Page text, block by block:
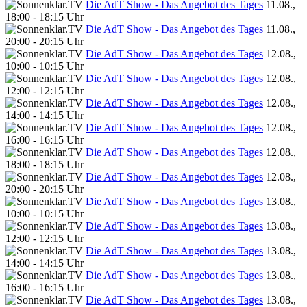
Die AdT Show - Das Angebot des Tages 11.08.,
18:00 - 18:15 Uhr
Die AdT Show - Das Angebot des Tages 11.08.,
20:00 - 20:15 Uhr
Die AdT Show - Das Angebot des Tages 12.08.,
10:00 - 10:15 Uhr
Die AdT Show - Das Angebot des Tages 12.08.,
12:00 - 12:15 Uhr
Die AdT Show - Das Angebot des Tages 12.08.,
14:00 - 14:15 Uhr
Die AdT Show - Das Angebot des Tages 12.08.,
16:00 - 16:15 Uhr
Die AdT Show - Das Angebot des Tages 12.08.,
18:00 - 18:15 Uhr
Die AdT Show - Das Angebot des Tages 12.08.,
20:00 - 20:15 Uhr
Die AdT Show - Das Angebot des Tages 13.08.,
10:00 - 10:15 Uhr
Die AdT Show - Das Angebot des Tages 13.08.,
12:00 - 12:15 Uhr
Die AdT Show - Das Angebot des Tages 13.08.,
14:00 - 14:15 Uhr
Die AdT Show - Das Angebot des Tages 13.08.,
16:00 - 16:15 Uhr
Die AdT Show - Das Angebot des Tages 13.08.,